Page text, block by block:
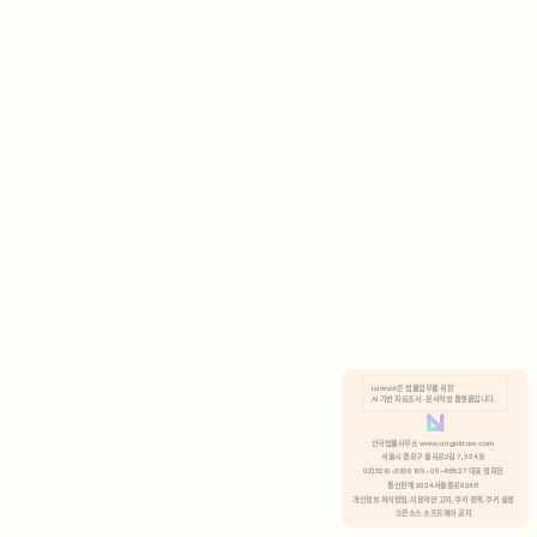
분석 쿠키 허용
Lawvot은 법률업무를 위한
AI 기반 자료조사 · 문서작성 플랫폼입니다.
안국법률사무소 www.anguklaw.com
서울시 종로구 율곡로2길 7, 304호
02)3210-3330 105-05-48527 대표 정희찬
통신판매 2024서울종로0248
개인정보 처리방침, 이용약관 고지, 쿠키 정책, 쿠키 설정
오픈소스 소프트웨어 공지